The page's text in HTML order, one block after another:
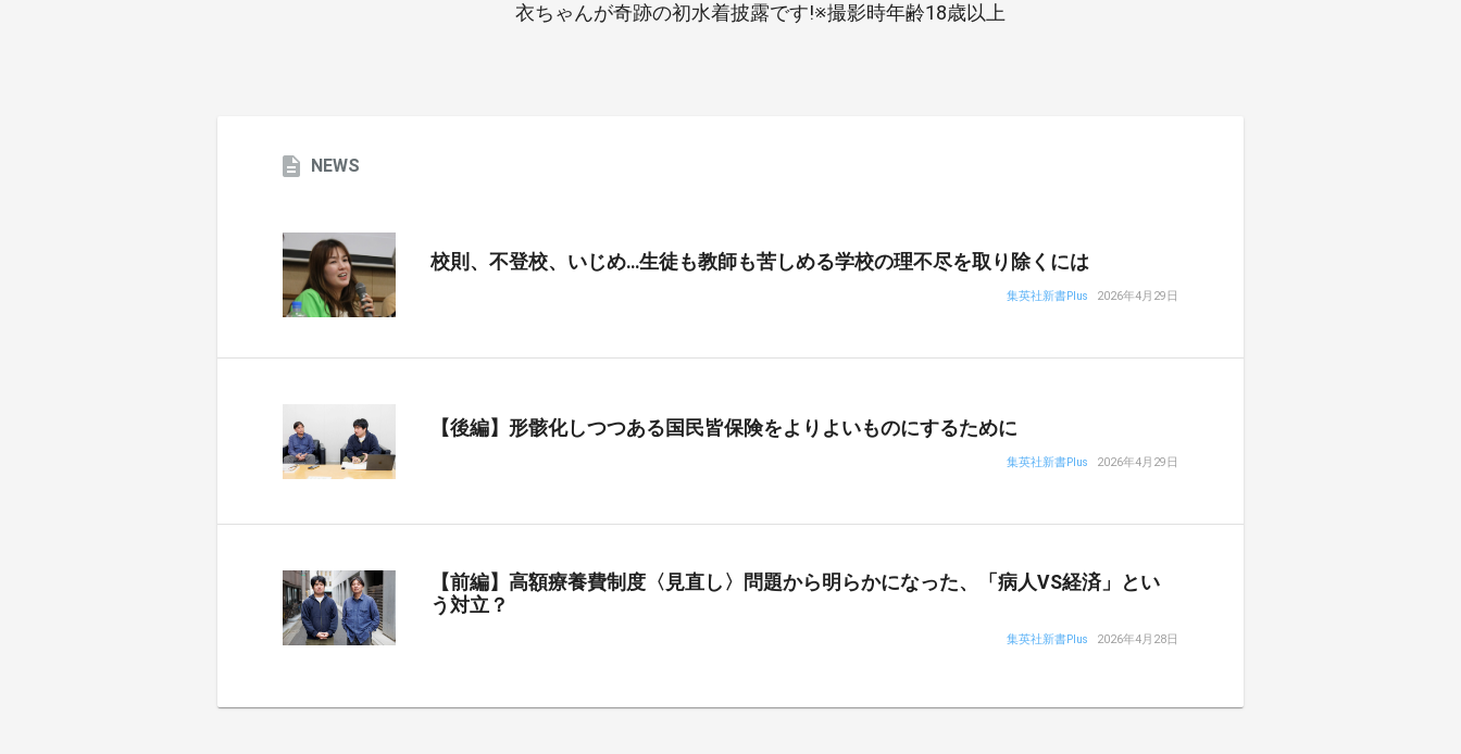
衣ちゃんが奇跡の初水着披露です!※撮影時年齢18歳以上
NEWS
校則、不登校、いじめ…生徒も教師も苦しめる学校の理不尽を取り除くには
集英社新書Plus 2026年4月29日
【後編】形骸化しつつある国民皆保険をよりよいものにするために
集英社新書Plus 2026年4月29日
【前編】高額療養費制度〈見直し〉問題から明らかになった、「病人VS経済」とい
う対立？
集英社新書Plus 2026年4月28日